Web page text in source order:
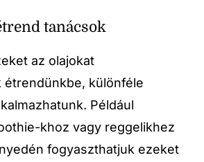
tanácsok
az olajokat
étrendünkbe, különféle
Például
khoz vagy reggelikhez
fogyaszthatjuk ezeket